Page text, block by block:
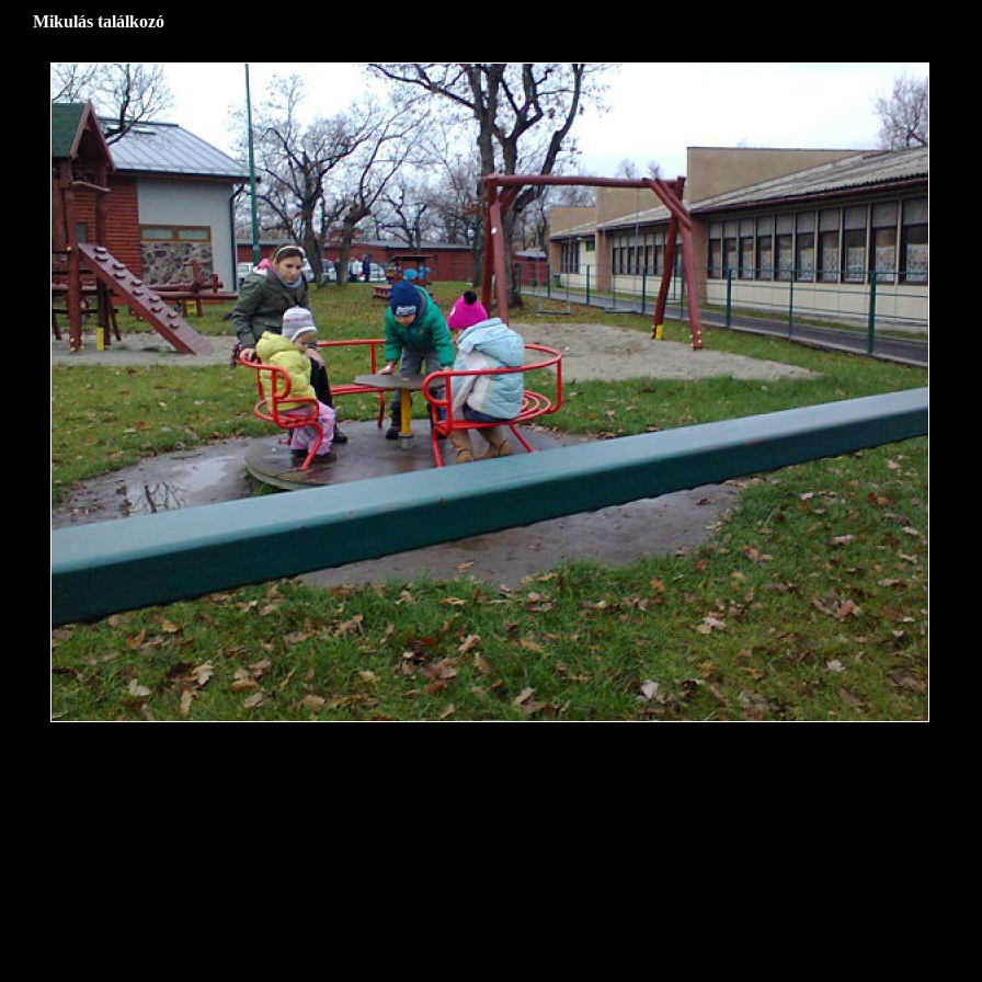
Mikulás találkozó